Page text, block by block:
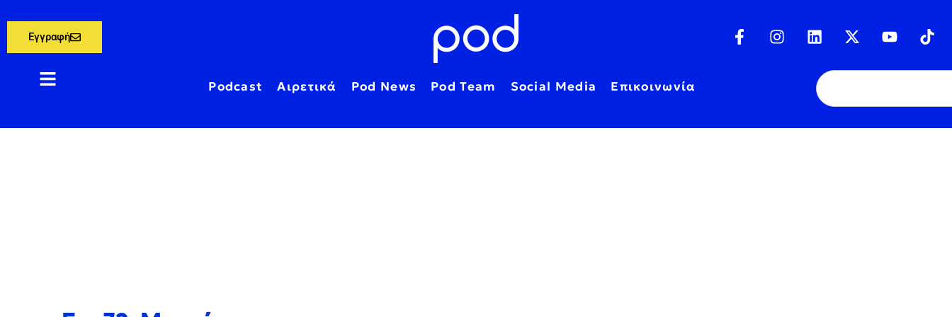
Εγγραφή
Podcast Αιρετικά Pod News Pod Team Social Media Επικοινωνία